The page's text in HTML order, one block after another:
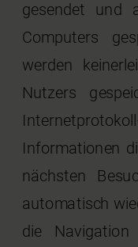
gesendet und
Computers
werden
Nutzers
Informationen
nächsten
automatisch
die Navigation